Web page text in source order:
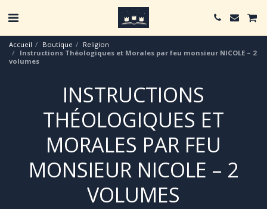
Accueil Boutique
Religion
Instructions Théologiques et Morales par feu monsieur NICOLE – 2
volumes
INSTRUCTIONS
THÉOLOGIQUES ET
MORALES PAR FEU
MONSIEUR NICOLE – 2
VOLUMES